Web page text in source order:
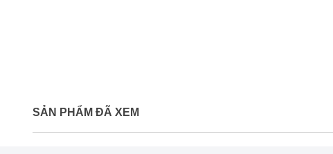
SẢN PHẨM ĐÃ XEM